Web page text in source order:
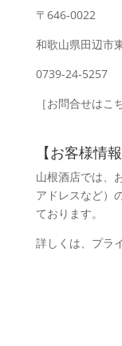
〒646-0022
和歌山県田辺市
0739-24-5257
［お問合せはこ
【お客様情
山根酒店では、
アドレスなど）
ております。
詳しくは、 プラ